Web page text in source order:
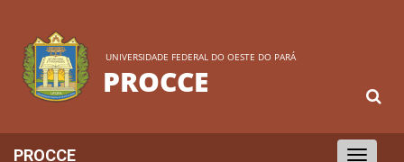
UNIVERSIDADE FEDERAL DO OESTE DO PARÁ
PROCCE
Toggle
PROCCE